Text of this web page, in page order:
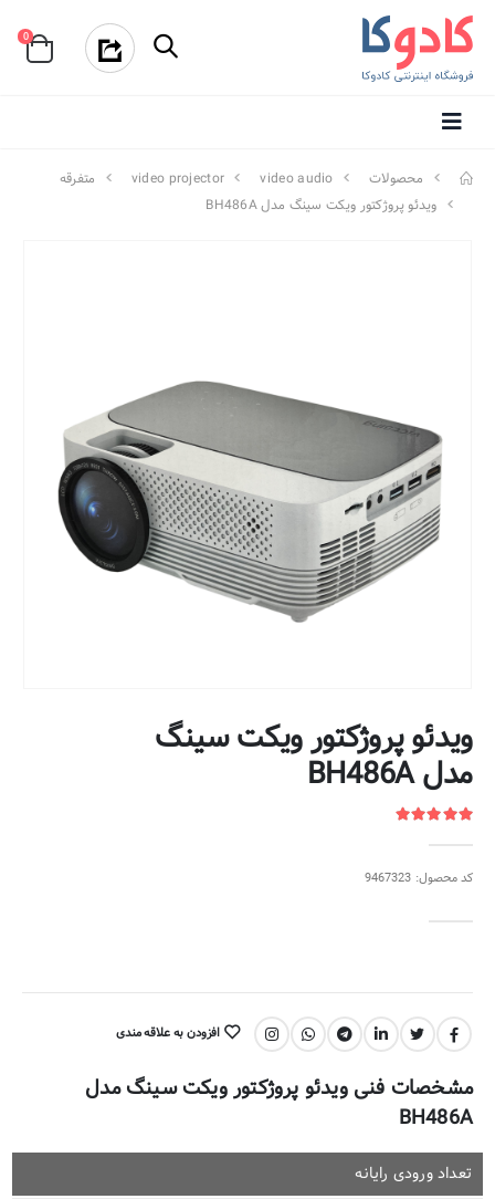
0
محصولات video audio
video projector
متفرقه
ویدئو پروژکتور ویکت سینگ مدل BH486A
ویدئو پروژکتور ویکت سینگ
مدل BH486A
کد محصول: 9467323
اشتراک گذاری: افزودن به علاقه مندی
مشخصات فنی ویدئو پروژکتور ویکت سینگ مدل
BH486A
تعداد ورودی رایانه